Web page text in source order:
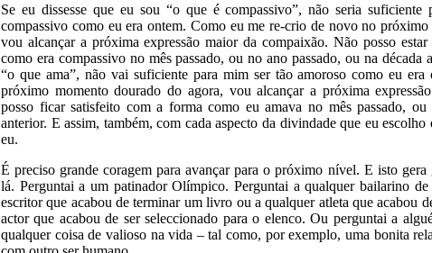
Se eu dissesse que eu sou “o que é compassivo”, não seria suficiente
compassivo como eu era ontem. Como eu me re-crio de novo no
vou alcançar a próxima expressão maior da compaixão. Não posso
como era compassivo no mês passado, ou no ano passado, ou na década
“o que ama”, não vai suficiente para mim ser tão amoroso como eu
próximo momento dourado do agora, vou alcançar a próxima
posso ficar satisfeito com a forma como eu amava no mês passado, ou
anterior. E assim, também, com cada aspecto da divindade que eu
eu.
É preciso grande coragem para avançar para o próximo nível. E isto gera
lá. Perguntai a um patinador Olímpico. Perguntai a qualquer bailarino
escritor que acabou de terminar um livro ou a qualquer atleta que acabou
actor que acabou de ser seleccionado para o elenco. Ou perguntai a
qualquer coisa de valioso na vida – tal como, por exemplo, uma bonita